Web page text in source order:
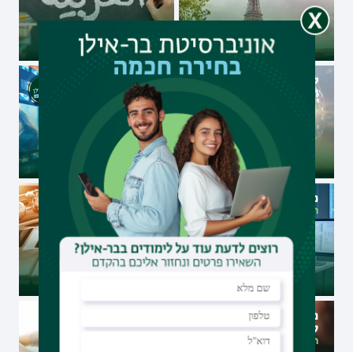
לימודי מידע במגמת מדעי
הרוח הדיגיטליים
תואר שני
לימודי מידע במגמת מדע
נתונים יישומי
תואר שני
מדע המידע
תואר שני
מוזיקה
תואר שני
מוזיקה במגמת
קומפוזיציה
תואר שני
תואר שני